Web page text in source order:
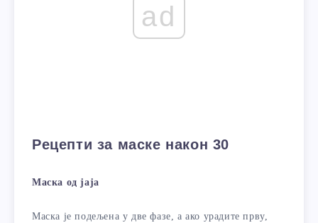
ad
Рецепти за маске након 30
Маска од јаја
Маска је подељена у две фазе, а ако урадите прву,